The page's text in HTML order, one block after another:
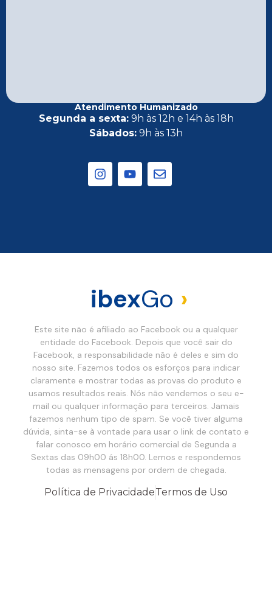
Atendimento Humanizado
Segunda a sexta:9h às 12h e 14h às 18h
Sábados: 9h às 13h
ibexGo ›
Este site não é afiliado ao Facebook ou a qualquer
entidade do Facebook. Depois que você sair do
Facebook, a responsabilidade não é deles e sim do
nosso site. Fazemos todos os esforços para indicar
claramente e mostrar todas as provas do produto e
usamos resultados reais. Nós não vendemos o seu e-
mail ou qualquer informação para terceiros. Jamais
fazemos nenhum tipo de spam. Se você tiver alguma
dúvida, sinta-se à vontade para usar o link de contato e
falar conosco em horário comercial de Segunda a
Sextas das 09h00 ás 18h00. Lemos e respondemos
todas as mensagens por ordem de chegada.
Política de PrivacidadeTermos de Uso